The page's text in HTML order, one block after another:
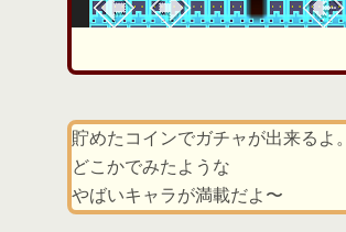
貯めたコインでガチャが出来るよ。
どこかでみたような
やばいキャラが満載だよ〜